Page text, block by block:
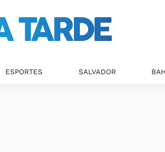
ESPORTES SALVADOR